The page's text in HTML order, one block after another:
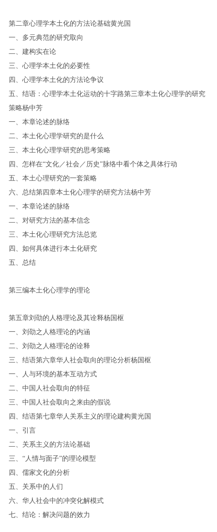
第二章心理学本土化的方法论基础黄光国
一、多元典范的研究取向
二、建构实在论
三、心理学本土化的必要性
四、心理学本土化的方法论争议
五、结语：心理学本土化运动的十字路第三章本土化心理学的研究
策略杨中芳
一、本章论述的脉络
二、本土化心理学研究的是什么
三、本土化心理学研究的思考策略
四、怎样在“文化／社会／历史”脉络中看个体之具体行动
五、本土心理研究的一套策略
六、总结第四章本土化心理学的研究方法杨中芳
一、本章论述的脉络
二、对研究方法的基本信念
三、本土化心理研究方法总览
四、如何具体进行本土化研究
五、总结
第三编本土化心理学的理论
第五章刘劭的人格理论及其诠释杨国枢
一、刘劭之人格理论的内涵
二、刘劭之人格理论的诠释
三、结语第六章华人社会取向的理论分析杨国枢
一、人与环境的基本互动方式
二、中国人社会取向的特征
三、中国人社会取向之来由的假说
四、结语第七章华人关系主义的理论建构黄光国
一、引言
二、关系主义的方法论基础
三、“人情与面子”的理论模型
四、儒家文化的分析
五、关系中的人们
六、华人社会中的冲突化解模式
七、结论：解决问题的效力